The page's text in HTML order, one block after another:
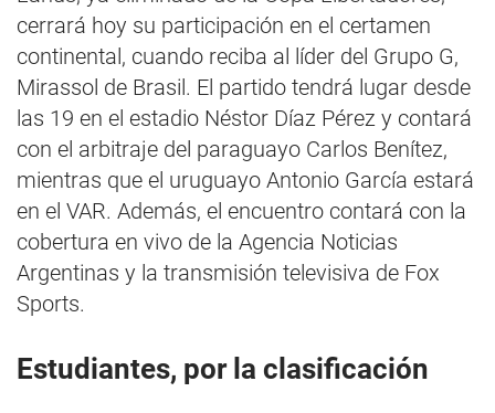
cerrará hoy su participación en el certamen
continental, cuando reciba al líder del Grupo G,
Mirassol de Brasil. El partido tendrá lugar desde
las 19 en el estadio Néstor Díaz Pérez y contará
con el arbitraje del paraguayo Carlos Benítez,
mientras que el uruguayo Antonio García estará
en el VAR. Además, el encuentro contará con la
cobertura en vivo de la Agencia Noticias
Argentinas y la transmisión televisiva de Fox
Sports.
Estudiantes, por la clasificación